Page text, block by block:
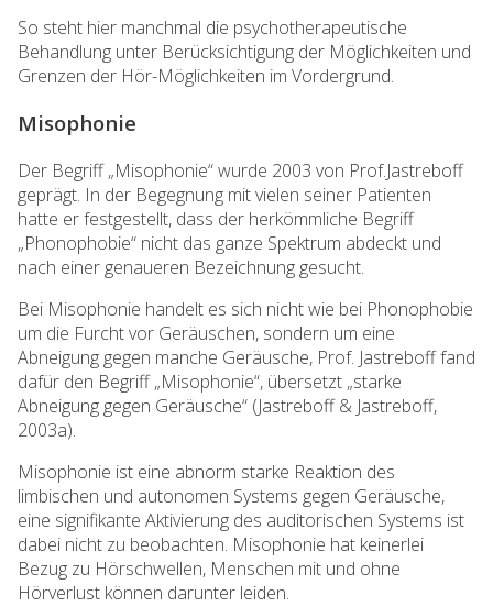
So steht hier manchmal die psychotherapeutische
Behandlung unter Berücksichtigung der Möglichkeiten und
Grenzen der Hör-Möglichkeiten im Vordergrund.
Misophonie
Der Begriff „Misophonie“ wurde 2003 von Prof.Jastreboff
geprägt. In der Begegnung mit vielen seiner Patienten
hatte er festgestellt, dass der herkömmliche Begriff
„Phonophobie“ nicht das ganze Spektrum abdeckt und
nach einer genaueren Bezeichnung gesucht.
Bei Misophonie handelt es sich nicht wie bei Phonophobie
um die Furcht vor Geräuschen, sondern um eine
Abneigung gegen manche Geräusche, Prof. Jastreboff fand
dafür den Begriff „Misophonie“, übersetzt „starke
Abneigung gegen Geräusche“ (Jastreboff & Jastreboff,
2003a).
Misophonie ist eine abnorm starke Reaktion des
limbischen und autonomen Systems gegen Geräusche,
eine signifikante Aktivierung des auditorischen Systems ist
dabei nicht zu beobachten. Misophonie hat keinerlei
Bezug zu Hörschwellen, Menschen mit und ohne
Hörverlust können darunter leiden.